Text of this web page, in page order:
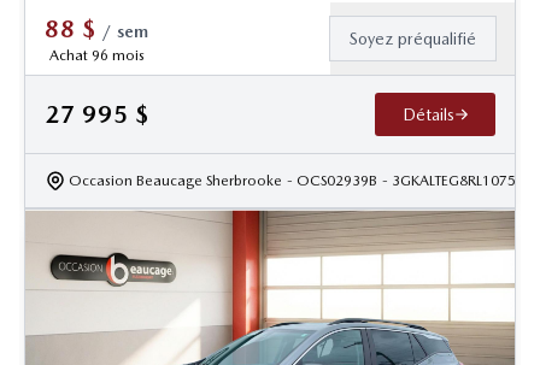
88 $ / sem
Achat 96 mois
Soyez préqualifié
27 995 $ Détails
Occasion Beaucage Sherbrooke - OCS02939B - 3GKALTEG8RL107577